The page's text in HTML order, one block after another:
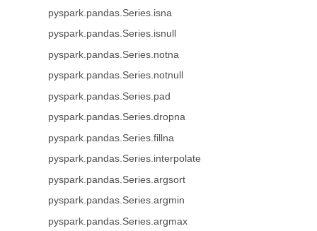
pyspark.pandas.Series.isna
pyspark.pandas.Series.isnull
pyspark.pandas.Series.notna
pyspark.pandas.Series.notnull
pyspark.pandas.Series.pad
pyspark.pandas.Series.dropna
pyspark.pandas.Series.fillna
pyspark.pandas.Series.interpolate
pyspark.pandas.Series.argsort
pyspark.pandas.Series.argmin
pyspark.pandas.Series.argmax